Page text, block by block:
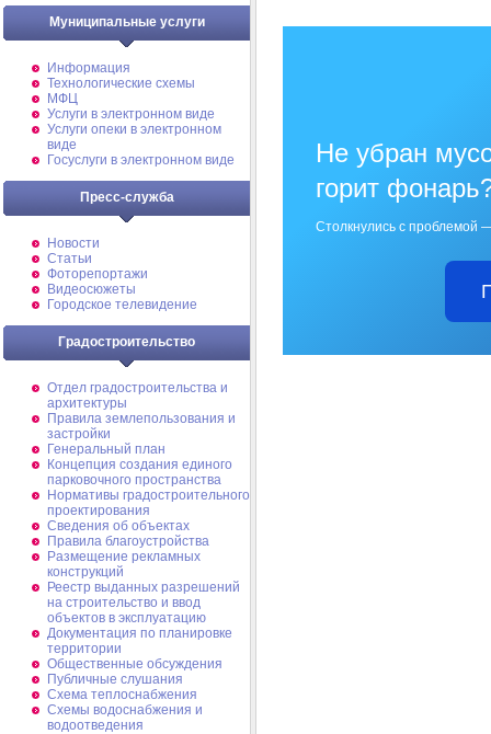
Муниципальные услуги
Информация
Технологические схемы
МФЦ
Услуги в электронном виде
Услуги опеки в электронном
виде
Госуслуги в электронном виде
Пресс-служба
Новости
Статьи
Фоторепортажи
Видеосюжеты
Городское телевидение
Градостроительство
Отдел градостроительства и
архитектуры
Правила землепользования и
застройки
Генеральный план
Концепция создания единого
парковочного пространства
Нормативы градостроительного
проектирования
Сведения об объектах
Правила благоустройства
Размещение рекламных
конструкций
Реестр выданных разрешений
на строительство и ввод
объектов в эксплуатацию
Документация по планировке
территории
Общественные обсуждения
Публичные слушания
Схема теплоснабжения
Схемы водоснабжения и
водоотведения
Не убран
горит
Столкнулись с проблемой